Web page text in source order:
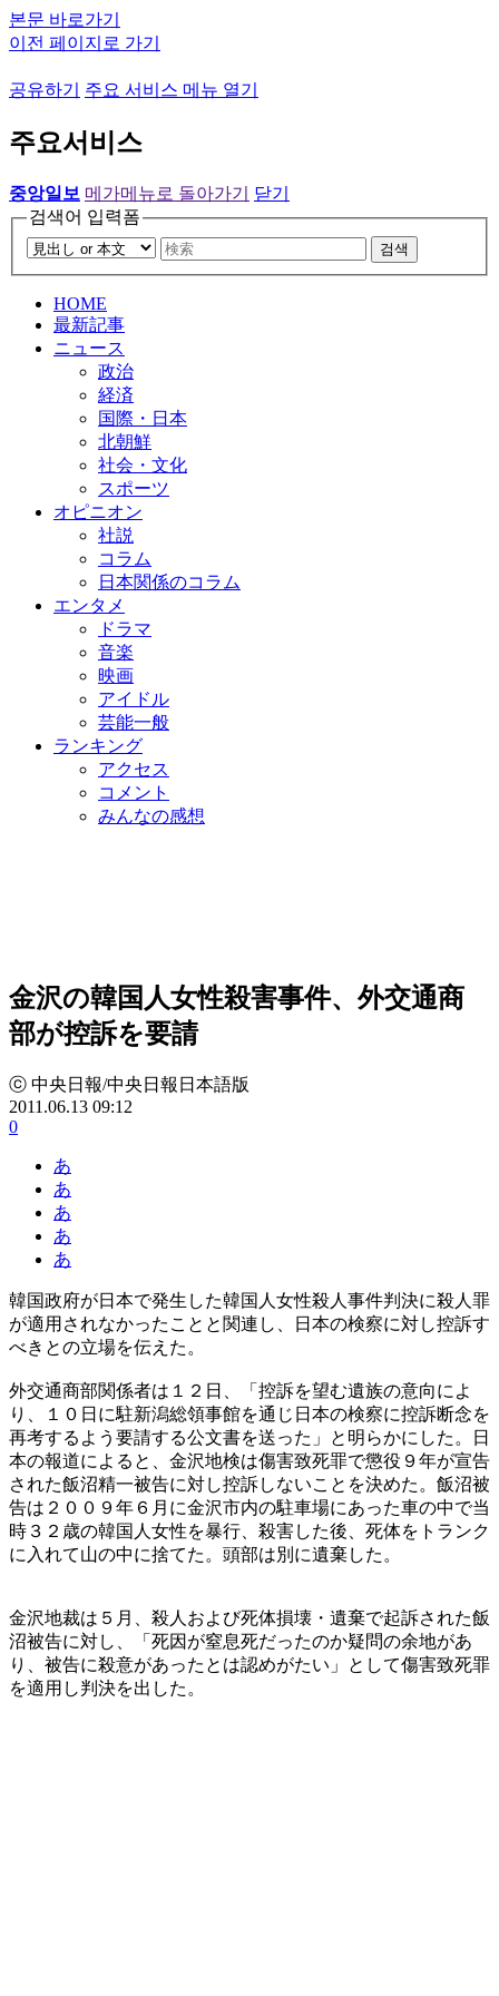
본문 바로가기
이전 페이지로 가기
공유하기 주요 서비스 메뉴 열기
주요서비스
중앙일보 메가메뉴로 돌아가기
닫기
검색어 입력폼
검색
HOME
最新記事
ニュース
政治
経済
国際・日本
北朝鮮
社会・文化
スポーツ
オピニオン
社説
コラム
日本関係のコラム
エンタメ
ドラマ
音楽
映画
アイドル
芸能一般
ランキング
アクセス
コメント
みんなの感想
金沢の韓国人女性殺害事件、外交通商
部が控訴を要請
ⓒ 中央日報/中央日報日本語版
2011.06.13 09:12
0
あ
あ
あ
あ
あ
韓国政府が日本で発生した韓国人女性殺人事件判決に殺人罪
が適用されなかったことと関連し、日本の検察に対し控訴す
べきとの立場を伝えた。
外交通商部関係者は１２日、「控訴を望む遺族の意向によ
り、１０日に駐新潟総領事館を通じ日本の検察に控訴断念を
再考するよう要請する公文書を送った」と明らかにした。日
本の報道によると、金沢地検は傷害致死罪で懲役９年が宣告
された飯沼精一被告に対し控訴しないことを決めた。飯沼被
告は２００９年６月に金沢市内の駐車場にあった車の中で当
時３２歳の韓国人女性を暴行、殺害した後、死体をトランク
に入れて山の中に捨てた。頭部は別に遺棄した。
金沢地裁は５月、殺人および死体損壊・遺棄で起訴された飯
沼被告に対し、「死因が窒息死だったのか疑問の余地があ
り、被告に殺意があったとは認めがたい」として傷害致死罪
を適用し判決を出した。